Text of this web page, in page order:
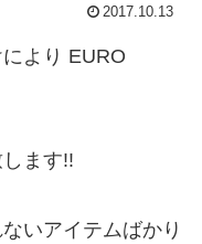
2017.10.13
より EURO
ます!!
いアイテムばかり